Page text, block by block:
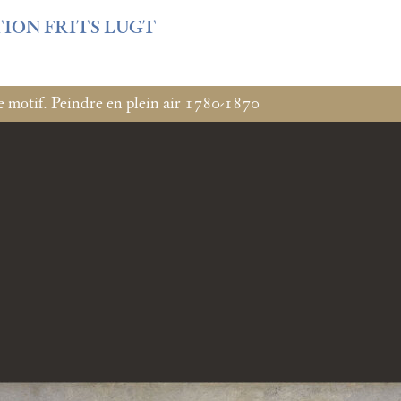
sites/fondationcustodia.fr/
FRITS LUGT
motif. Peindre en plein air 1780-1870